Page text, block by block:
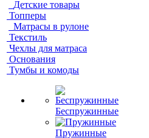
Детские товары
Топперы
Матрасы в рулоне
Текстиль
Чехлы для матраса
Основания
Тумбы и комоды
Беспружинные
Пружинные